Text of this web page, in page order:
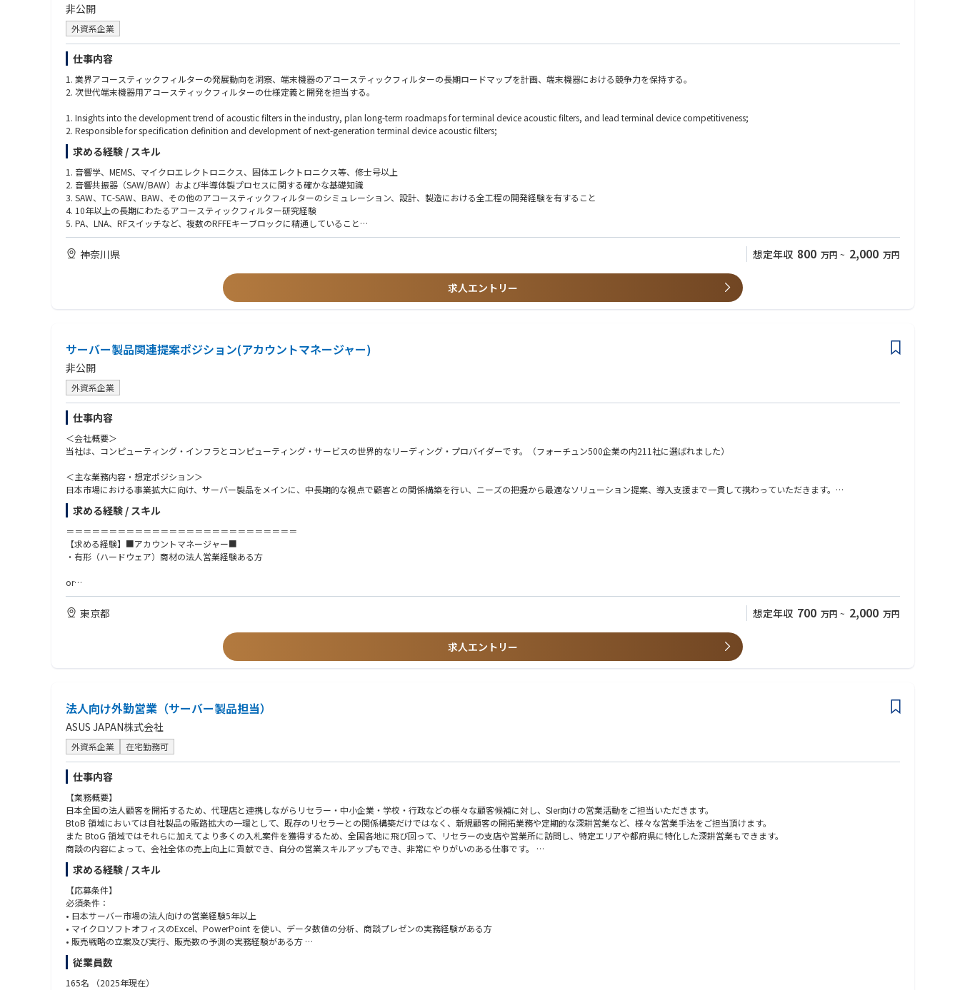
非公開
外資系企業
仕事内容
1. 業界アコースティックフィルターの発展動向を洞察、端末機器のアコースティックフィルターの長期ロードマップを計画、端末機器における競争力を保持する。
2. 次世代端末機器用アコースティックフィルターの仕様定義と開発を担当する。
1. Insights into the development trend of acoustic filters in the industry, plan long-term roadmaps for terminal device acoustic filters, and lead terminal device competitiveness;
2. Responsible for specification definition and development of next-generation terminal device acoustic filters;
求める経験 / スキル
1. 音響学、MEMS、マイクロエレクトロニクス、固体エレクトロニクス等、修士号以上
2. 音響共振器（SAW/BAW）および半導体製プロセスに関する確かな基礎知識
3. SAW、TC-SAW、BAW、その他のアコースティックフィルターのシミュレーション、設計、製造における全工程の開発経験を有すること
4. 10年以上の長期にわたるアコースティックフィルター研究経験
5. PA、LNA、RFスイッチなど、複数のRFFEキーブロックに精通していること
6. マルチフィジックスのシミュレーションソフトウェアとRF評価設備に精通していること
1. Master degree or above in acoustics, MEMS, microelectronics and solid-state electronics, etc.;
2. Solid basic knowledge of acoustic resonator (SAW/BAW) and semiconductor process manufacturing;
3. Possess full-process development experience in the simulation, design and manufacturing of SAW, TC-SAW, BAW and other acoustic filters;
4. Long-term focus on acoustic filter research experience for 10 years plus;
神奈川県 想定年収 800 万円 ~ 2,000 万円
求人エントリー
サーバー製品関連提案ポジション(アカウントマネージャー)
非公開
外資系企業
仕事内容
＜会社概要＞
当社は、コンピューティング・インフラとコンピューティング・サービスの世界的なリーディング・プロバイダーです。（フォーチュン500企業の内211社に選ばれました）
＜主な業務内容・想定ポジション＞
日本市場における事業拡大に向け、サーバー製品をメインに、中長期的な視点で顧客との関係構築を行い、ニーズの把握から最適なソリューション提案、導入支援まで一貫して携わっていただきます。
ご経験・強みに応じて、以下の役割を軸にご活躍いただくことを想定しています。
・アカウントマネージャー（もしくはプリセールス）：主要顧客のアカウントマネジメントおよびビジネス拡大
日本市場は現在も順調に成長を続けており、事業拡大フェーズならではの裁量とチャンスがあります。
また、将来的なキャリアパスも多様で、営業・技術いずれの方向でも専門性を高めていける点が大きな魅力です。
求める経験 / スキル
＝＝＝＝＝＝＝＝＝＝＝＝＝＝＝＝＝＝＝＝＝＝＝＝＝＝＝
【求める経験】■アカウントマネージャー■
・有形（ハードウェア）商材の法人営業経験ある方
or
【求める経験】■プリセールス■
・サーバー製品知識
・RHEL (RedHat 企業版）、VMware、HCIに関するスキル
＝＝＝＝＝＝＝＝＝＝＝＝＝＝＝＝＝＝＝＝＝＝＝＝＝＝＝
・IT、インターネット、キャリア通信関連業界、教育機関、大学関連もしくは科学機関関連の人脈がある方は優遇
東京都 想定年収 700 万円 ~ 2,000 万円
求人エントリー
法人向け外勤営業（サーバー製品担当）
ASUS JAPAN株式会社
外資系企業 在宅勤務可
仕事内容
【業務概要】
日本全国の法人顧客を開拓するため、代理店と連携しながらリセラー・中小企業・学校・行政などの様々な顧客候補に対し、SIer向けの営業活動をご担当いただきます。
BtoB 領域においては自社製品の販路拡大の一環として、既存のリセラーとの関係構築だけではなく、新規顧客の開拓業務や定期的な深耕営業など、様々な営業手法をご担当頂けます。
また BtoG 領域ではそれらに加えてより多くの入札案件を獲得するため、全国各地に飛び回って、リセラーの支店や営業所に訪問し、特定エリアや都府県に特化した深耕営業もできます。
商談の内容によって、会社全体の売上向上に貢献でき、自分の営業スキルアップもでき、非常にやりがいのある仕事です。
【主な担当業務内容】
• 全国のリセラーと中小企業への営業活動（製品企画、売上計画、販売予測の提案など）
• リセラーの全国拠点の支店や営業所と定期出張訪問の実施：年間＞四半期＞月＞週の中長期の販売戦略の策定、入札案件の管理、納期の管理と提案 • 拡販に向けて製品説明、価格管理、リベートプログラム、利益マ
ージンの策定及び運用
• 自社内のプロダクトマネジメント部及びマーケティング部と連携しながら、製品の勉強会、内覧会、展示会等の開催と展開（例：EDIX（教育総合展））
• 代理店の営業担当と商談し、製品展開の企画、製品規格の選定、販促提案の実施
• 代理店、リセラー、中小企業、学校、政府もしくはSierなどの顧客からの問合せ対応
• 自社内のカスタマーサービス部と連携しながら、トラブルシューティング対応
求める経験 / スキル
【応募条件】
必須条件：
• 日本サーバー市場の法人向けの営業経験5年以上
• マイクロソフトオフィスのExcel、PowerPoint を使い、データ数値の分析、商談プレゼンの実務経験がある方
• 販売戦略の立案及び実行、販売数の予測の実務経験がある方
• マージン構造への理解、定量・定性情報に基づく分析能力がある方
• サーバー製品、もしくはパソコン及びパソコンパーツ製品への高い興味や関心がある
従業員数
165名 （2025年現在）